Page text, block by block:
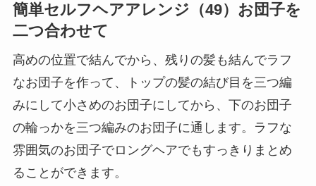
簡単セルフヘアアレンジ（49）お団子を
二つ合わせて
高めの位置で結んでから、残りの髪も結んでラフ
なお団子を作って、トップの髪の結び目を三つ編
みにして小さめのお団子にしてから、下のお団子
の輪っかを三つ編みのお団子に通します。ラフな
雰囲気のお団子でロングヘアでもすっきりまとめ
ることができます。